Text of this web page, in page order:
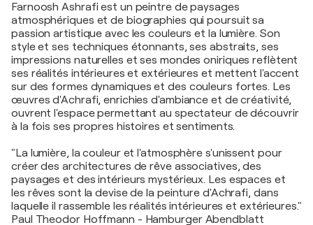
Farnoosh Ashrafi est un peintre de paysages
atmosphériques et de biographies qui poursuit sa
passion artistique avec les couleurs et la lumière. Son
style et ses techniques étonnants, ses abstraits, ses
impressions naturelles et ses mondes oniriques reflètent
ses réalités intérieures et extérieures et mettent l'accent
sur des formes dynamiques et des couleurs fortes. Les
œuvres d'Achrafi, enrichies d'ambiance et de créativité,
ouvrent l'espace permettant au spectateur de découvrir
à la fois ses propres histoires et sentiments.
"La lumière, la couleur et l'atmosphère s'unissent pour
créer des architectures de rêve associatives, des
paysages et des intérieurs mystérieux. Les espaces et
les rêves sont la devise de la peinture d'Achrafi, dans
laquelle il rassemble les réalités intérieures et extérieures."
Paul Theodor Hoffmann - Hamburger Abendblatt